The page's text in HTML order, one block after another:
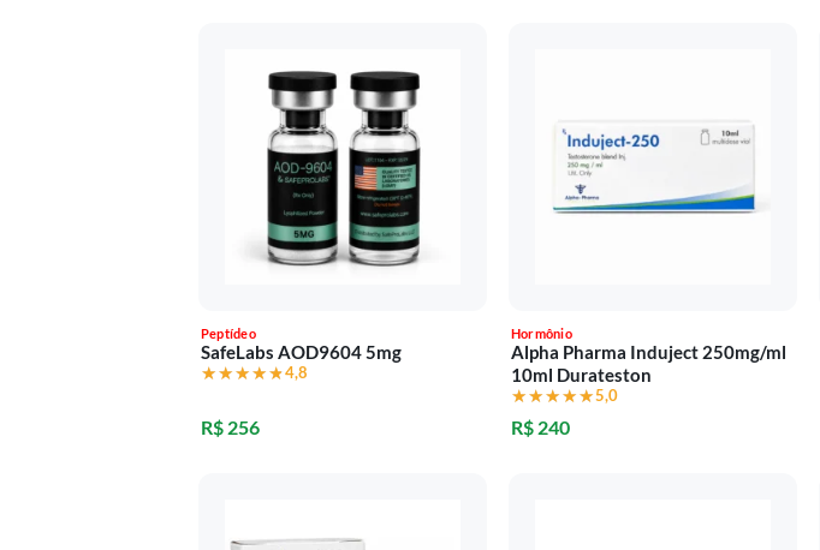
Peptídeo
SafeLabs AOD9604 5mg
★★★★★
★★★★★4,8
R$ 256
Hormônio
Alpha Pharma Induject 250mg/ml
10ml Durateston
★★★★★
★★★★★5,0
R$ 240